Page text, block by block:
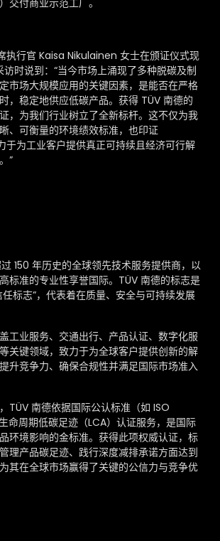
执行官 Kaisa Nikulainen 女士在颁证仪式现
时说到：“当今市场上涌现了多种脱碳及制
市场大规模应用的关键因素，是能否在严格
，稳定地供应低碳产品。获得 TÜV 南德的
，为我们行业树立了全新标杆。这不仅为我
、可衡量的环境绩效标准，也印证
于为工业客户提供真正可持续且经济可行解
”
150 年历史的全球领先技术服务提供商，以
标准的专业性享誉国际。TÜV 南德的标志是
标志”，代表着在质量、安全与可持续发展
工业服务、交通出行、产品认证、数字化服
关键领域，致力于为全球客户提供创新的解
升竞争力、确保合规性并满足国际市场准入
TÜV 南德依据国际公认标准（如 ISO
命周期低碳足迹（LCA）认证服务，是国际
环境影响的金标准。获得此项权威认证，标
理产品碳足迹、践行深度减排承诺方面达到
其在全球市场赢得了关键的公信力与竞争优